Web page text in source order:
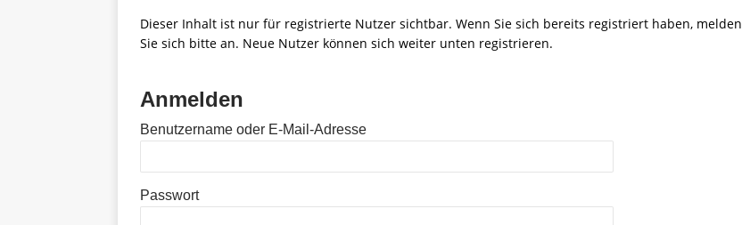
Dieser Inhalt ist nur für registrierte Nutzer sichtbar. Wenn Sie sich bereits registriert haben, melden
Sie sich bitte an. Neue Nutzer können sich weiter unten registrieren.
Anmelden
Benutzername oder E-Mail-Adresse
Passwort